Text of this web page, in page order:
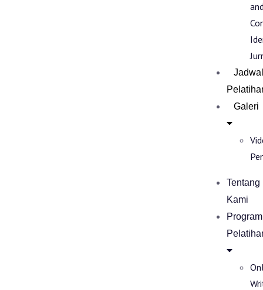
Jadwal
Galeri
Tentang
Kami
Program